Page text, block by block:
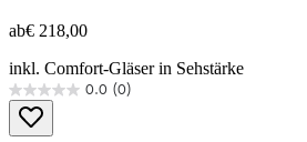
ab€ 218,00
inkl. Comfort-Gläser in Sehstärke
0.0 (0)
0.0
von